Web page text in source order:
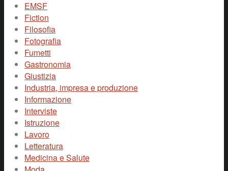
EMSF
Fiction
Filosofia
Fotografia
Fumetti
Gastronomia
Giustizia
Industria, impresa e produzione
Informazione
Interviste
Istruzione
Lavoro
Letteratura
Medicina e Salute